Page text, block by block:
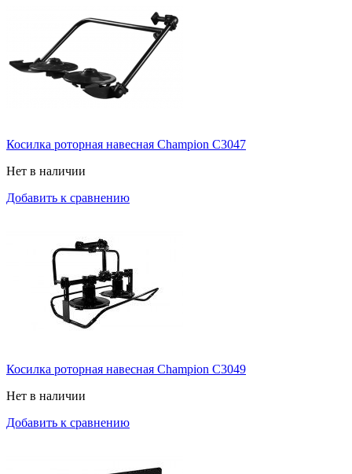
Косилка роторная навесная Champion C3047
Нет в наличии
Добавить к сравнению
Косилка роторная навесная Champion C3049
Нет в наличии
Добавить к сравнению